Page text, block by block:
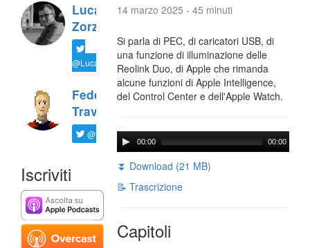
Luca
Zorzi
@LucaTNT
Federico
Travaini
@ftrava
Iscriviti
14 marzo 2025 - 45 minuti
Si parla di PEC, di caricatori USB, di
una funzione di illuminazione delle
Reolink Duo, di Apple che rimanda
alcune funzioni di Apple Intelligence,
del Control Center e dell'Apple Watch.
00:00 00:00
⏬ Download (21 MB)
📝 Trascrizione
Capitoli